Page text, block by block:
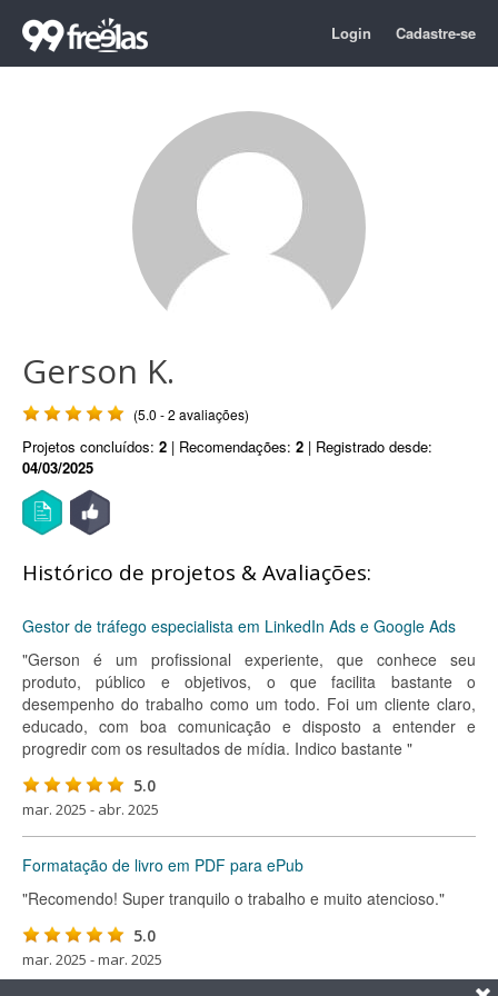
Login Cadastre-se
Gerson K.
(5.0 - 2 avaliações)
Projetos concluídos: 2 | Recomendações: 2 | Registrado desde:
04/03/2025
Histórico de projetos & Avaliações:
Gestor de tráfego especialista em LinkedIn Ads e Google Ads
"Gerson é um profissional experiente, que conhece seu
produto, público e objetivos, o que facilita bastante o
desempenho do trabalho como um todo. Foi um cliente claro,
educado, com boa comunicação e disposto a entender e
progredir com os resultados de mídia. Indico bastante "
5.0
mar. 2025 - abr. 2025
Formatação de livro em PDF para ePub
"Recomendo! Super tranquilo o trabalho e muito atencioso."
5.0
mar. 2025 - mar. 2025